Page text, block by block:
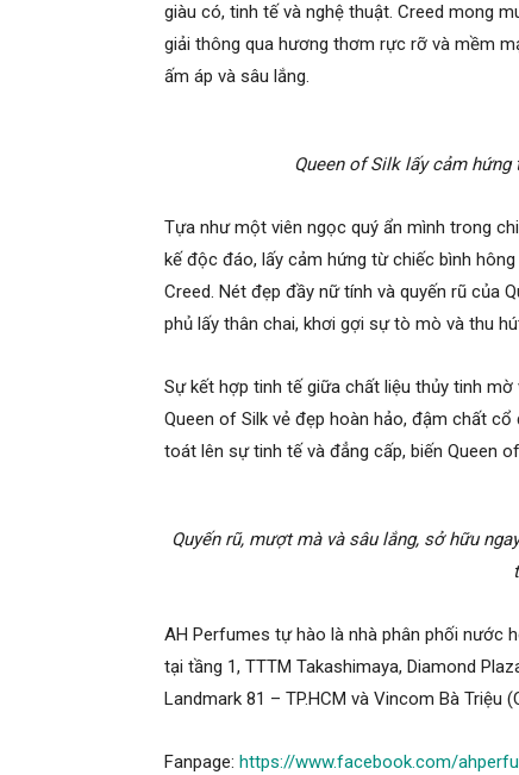
giàu có, tinh tế và nghệ thuật. Creed mong
giải thông qua hương thơm rực rỡ và mềm
ấm áp và sâu lắng.
Queen of Silk lấy cảm
Tựa như một viên ngọc quý ẩn mình trong
kế độc đáo, lấy cảm hứng từ chiếc bình
Creed. Nét đẹp đầy nữ tính và quyến rũ của
phủ lấy thân chai, khơi gợi sự tò mò và thu
Sự kết hợp tinh tế giữa chất liệu thủy tinh
Queen of Silk vẻ đẹp hoàn hảo, đậm chất
toát lên sự tinh tế và đẳng cấp, biến Queen
Quyến rũ, mượt mà và sâu lắng, sở hữu
AH Perfumes tự hào là nhà phân phối nước
tại tầng 1, TTTM Takashimaya, Diamond
Landmark 81 – TP.HCM và Vincom Bà
Fanpage: https://www.facebook.com/